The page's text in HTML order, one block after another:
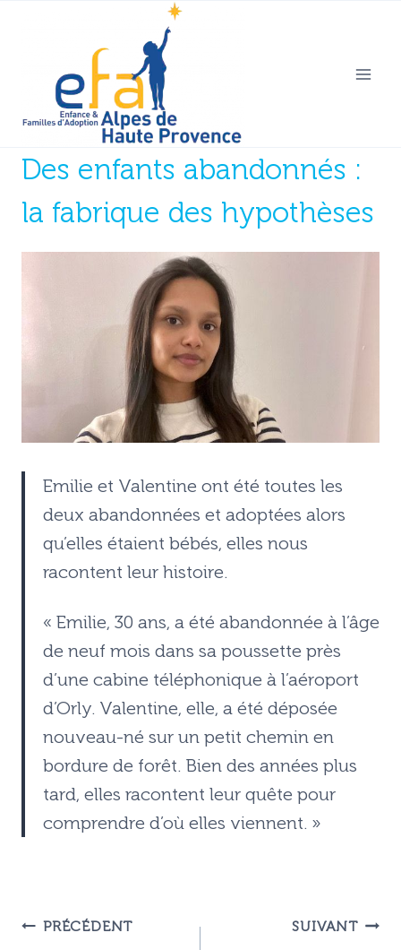
contenu
Des enfants abandonnés :
la fabrique des hypothèses
Emilie et Valentine ont été toutes les
deux abandonnées et adoptées alors
qu’elles étaient bébés, elles nous
racontent leur histoire.
« Emilie, 30 ans, a été abandonnée à l’âge
de neuf mois dans sa poussette près
d’une cabine téléphonique à l’aéroport
d’Orly. Valentine, elle, a été déposée
nouveau-né sur un petit chemin en
bordure de forêt. Bien des années plus
tard, elles racontent leur quête pour
comprendre d’où elles viennent. »
Navigation
PRÉCÉDENT SUIVANT